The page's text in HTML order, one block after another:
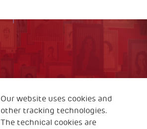
Our website uses cookies and
other tracking technologies.
The technical cookies are